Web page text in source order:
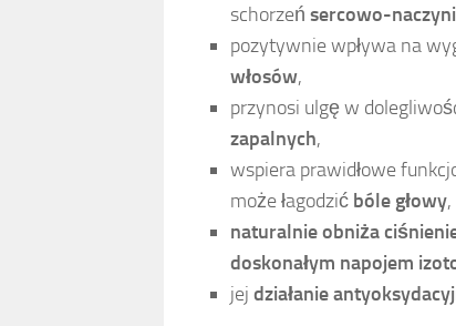
schorzeń sercowo-
pozytywnie wpływa na
włosów,
przynosi ulgę w
zapalnych,
wspiera prawidłowe
może łagodzić bóle głowy,
naturalnie obniża
doskonałym napojem
jej działanie